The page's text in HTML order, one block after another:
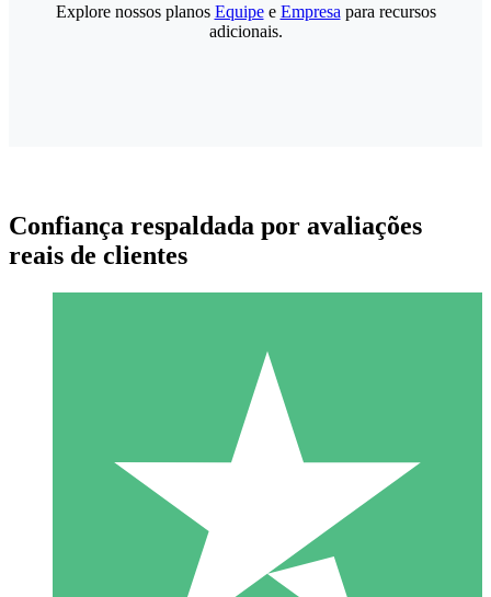
Pacotes de Créditos Individuais
Pague conforme o uso com créditos de download. Sem
1000
Explore nossos planos Equipee Empresa para recursos
adicionais.
Confiança respaldada por avaliações
reais de clientes